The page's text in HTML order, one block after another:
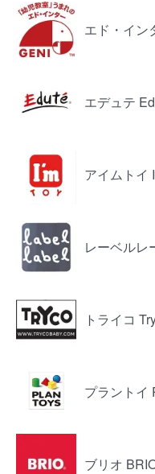
エド・イン
エデュテ
アイムトイ
レーベルレ
トライコ
プラントイ
ブリオ